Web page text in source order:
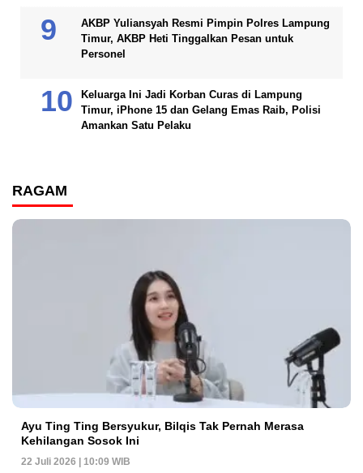
AKBP Yuliansyah Resmi Pimpin Polres Lampung
Timur, AKBP Heti Tinggalkan Pesan untuk
Personel
Keluarga Ini Jadi Korban Curas di Lampung
Timur, iPhone 15 dan Gelang Emas Raib, Polisi
Amankan Satu Pelaku
RAGAM
Ayu Ting Ting Bersyukur, Bilqis Tak Pernah Merasa
Kehilangan Sosok Ini
22 Juli 2026 | 10:09 WIB